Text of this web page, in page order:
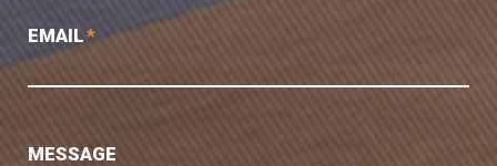
EMAIL*
MESSAGE